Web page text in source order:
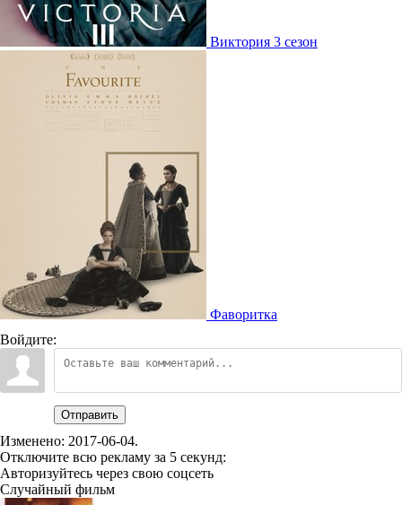
Виктория 3 сезон
Фаворитка
Войдите:
Отправить
Изменено: 2017-06-04.
Отключите всю рекламу за 5 секунд:
Авторизуйтесь через свою соцсеть
Случайный фильм